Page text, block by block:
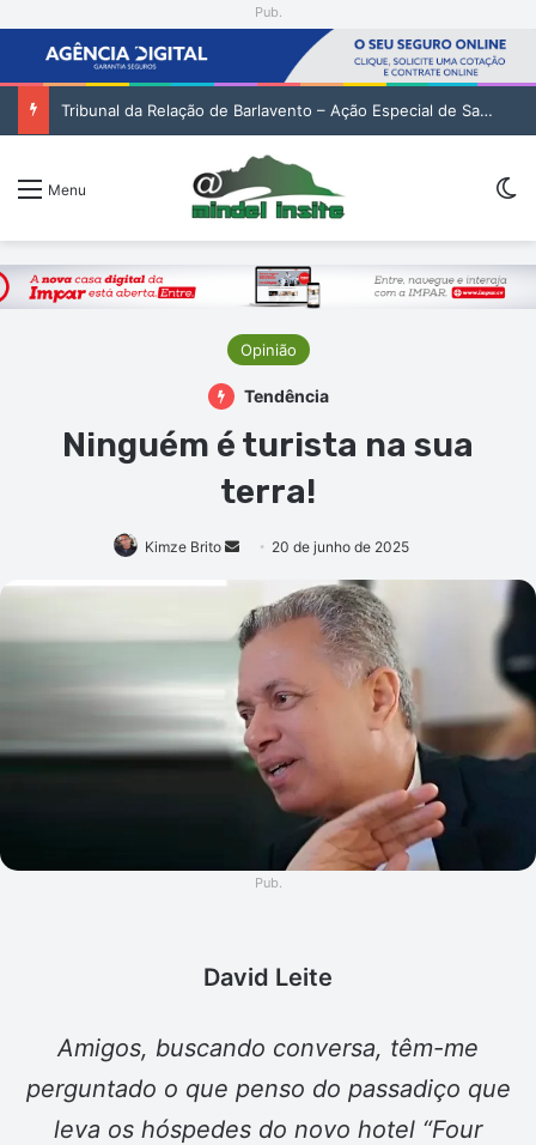
Pub.
Tribunal da Relação de Barlavento – Ação Especial de Sandra Helena Monteiro Lima (2. pub)
Menu
Opinião
Tendência
Ninguém é turista na sua
terra!
Kimze Brito
Mande
mail
20 de junho de 2025
Pub.
David Leite
Amigos, buscando conversa, têm-me
perguntado o que penso do passadiço que
leva os hóspedes do novo hotel “Four